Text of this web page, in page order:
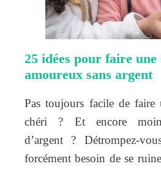
25 idées pour faire
amoureux sans argent
Pas toujours facile de faire
chéri ? Et encore
d’argent ? Détrompez-
forcément besoin de se